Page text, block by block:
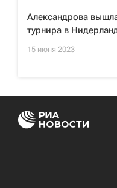
Александрова
турнира в
15 июня 2023